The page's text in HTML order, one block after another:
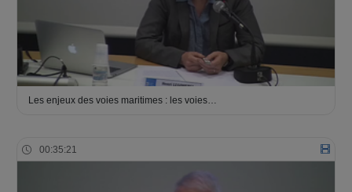
Les enjeux des voies maritimes : les voies…
00:35:21